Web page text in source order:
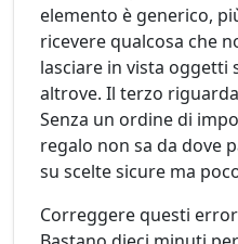
elemento è generico,
ricevere qualcosa che
lasciare in vista oggetti
altrove. Il terzo
Senza un ordine di
regalo non sa da dove
su scelte sicure ma
Correggere questi